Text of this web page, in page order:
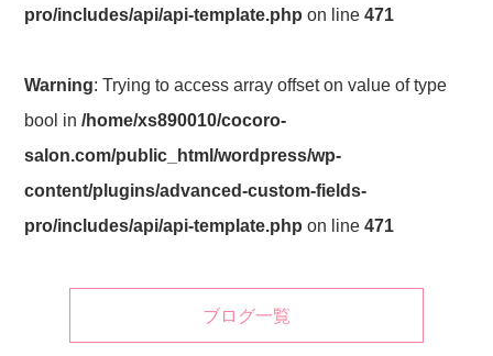
pro/includes/api/api-template.php on line471
Warning: Trying to access array offset on value of type
bool in/home/xs890010/cocoro-
salon.com/public_html/wordpress/wp-
content/plugins/advanced-custom-fields-
pro/includes/api/api-template.php on line471
ブログ一覧